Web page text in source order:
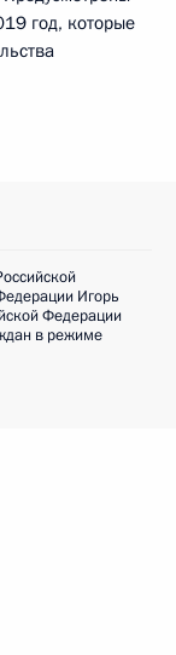
год, которые
Игорь
Федерации
в режиме